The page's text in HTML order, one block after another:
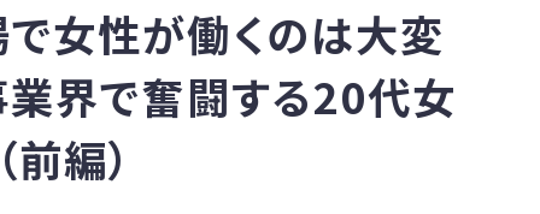
女性が働くのは大変
界で奮闘する20代女
編）